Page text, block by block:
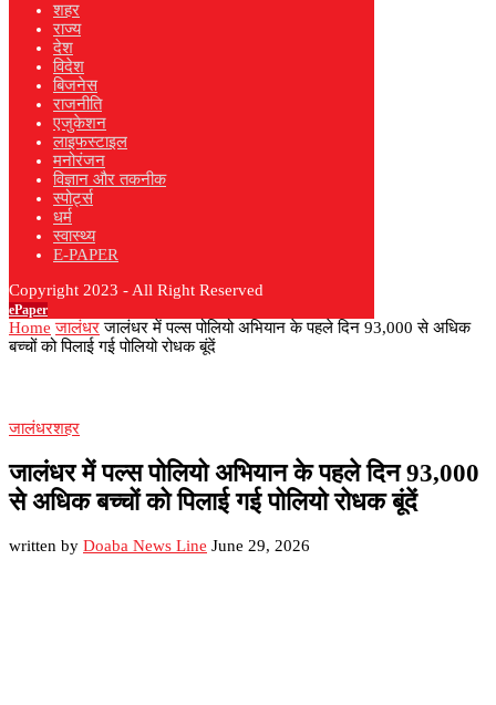
शहर
राज्य
देश
विदेश
बिजनेस
राजनीति
एजुकेशन
लाइफस्टाइल
मनोरंजन
विज्ञान और तकनीक
स्पोर्ट्स
धर्म
स्वास्थ्य
E-PAPER
Copyright 2023 - All Right Reserved
ePaper
Home जालंधर जालंधर में पल्स पोलियो अभियान के पहले दिन 93,000 से अधिक
बच्चों को पिलाई गई पोलियो रोधक बूंदें
जालंधरशहर
जालंधर में पल्स पोलियो अभियान के पहले दिन 93,000
से अधिक बच्चों को पिलाई गई पोलियो रोधक बूंदें
written by Doaba News Line June 29, 2026